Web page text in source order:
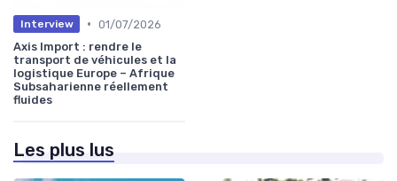
Interview • 01/07/2026
Axis Import : rendre le
transport de véhicules et la
logistique Europe – Afrique
Subsaharienne réellement
fluides
Les plus lus